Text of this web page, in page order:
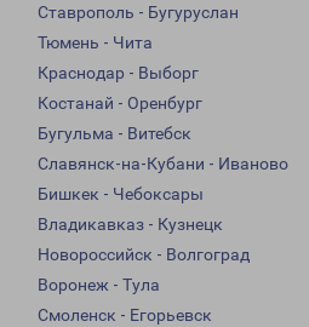
Ставрополь - Бугуруслан
Тюмень - Чита
Краснодар - Выборг
Костанай - Оренбург
Бугульма - Витебск
Славянск-на-Кубани - Иваново
Бишкек - Чебоксары
Владикавказ - Кузнецк
Новороссийск - Волгоград
Воронеж - Тула
Смоленск - Егорьевск